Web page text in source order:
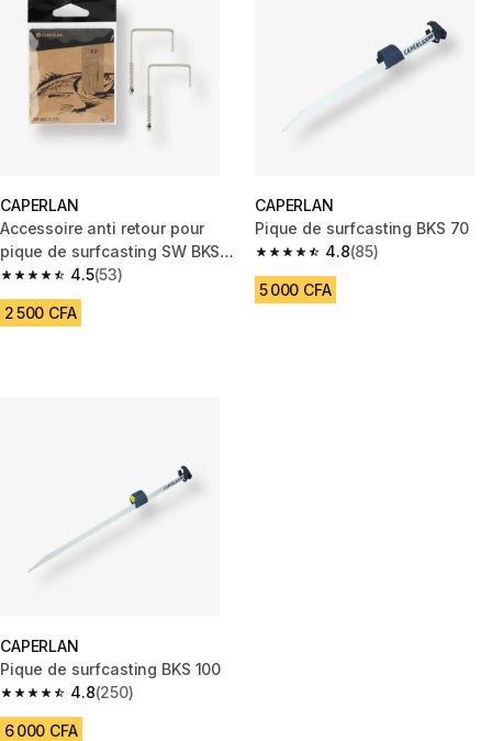
CAPERLAN
Accessoire anti retour pour
pique de surfcasting SW BKS
FL PTC
4.5
4.5 out of 5 stars from 53 reviews
(53)
2 500 CFA
CAPERLAN
Pique de surfcasting BKS 70
4.8
4.8 out of 5 stars from 85
(85)
5 000 CFA
CAPERLAN
Pique de surfcasting BKS 100
4.8
4.8 out of 5 stars from 250 reviews
(250)
6 000 CFA